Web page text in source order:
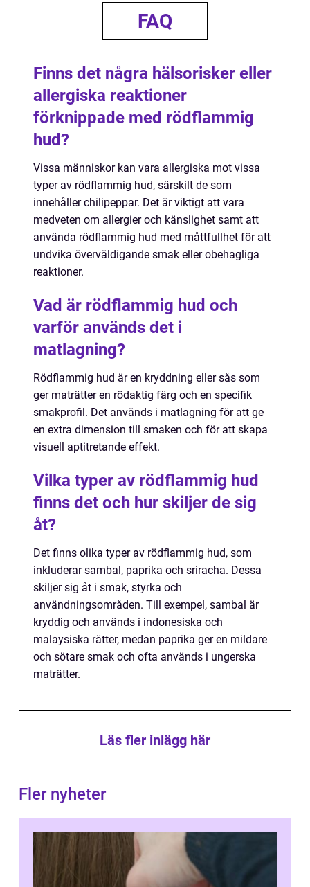
FAQ
Finns det några hälsorisker eller
allergiska reaktioner
förknippade med rödflammig
hud?
Vissa människor kan vara allergiska mot vissa
typer av rödflammig hud, särskilt de som
innehåller chilipeppar. Det är viktigt att vara
medveten om allergier och känslighet samt att
använda rödflammig hud med måttfullhet för att
undvika överväldigande smak eller obehagliga
reaktioner.
Vad är rödflammig hud och
varför används det i
matlagning?
Rödflammig hud är en kryddning eller sås som
ger maträtter en rödaktig färg och en specifik
smakprofil. Det används i matlagning för att ge
en extra dimension till smaken och för att skapa
visuell aptitretande effekt.
Vilka typer av rödflammig hud
finns det och hur skiljer de sig
åt?
Det finns olika typer av rödflammig hud, som
inkluderar sambal, paprika och sriracha. Dessa
skiljer sig åt i smak, styrka och
användningsområden. Till exempel, sambal är
kryddig och används i indonesiska och
malaysiska rätter, medan paprika ger en mildare
och sötare smak och ofta används i ungerska
maträtter.
Läs fler inlägg här
Fler nyheter